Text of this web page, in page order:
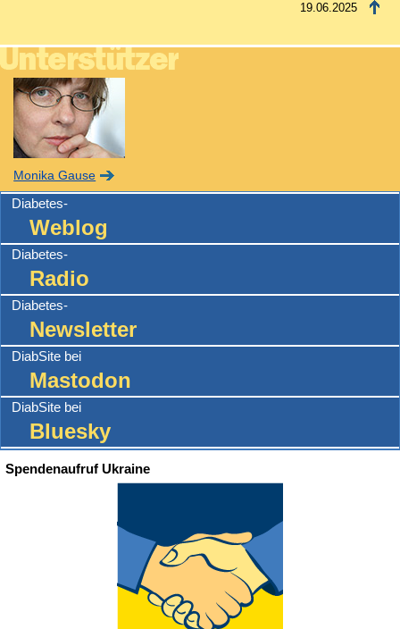
19.06.2025
Monika Gause
Diabetes-
Weblog
Diabetes-
Radio
Diabetes-
Newsletter
DiabSite bei
Mastodon
DiabSite bei
Bluesky
Spendenaufruf Ukraine